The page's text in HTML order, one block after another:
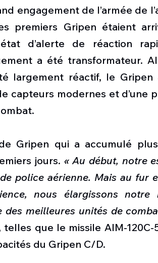
engagement de l’armée de
premiers Gripen étaient
d’alerte de réaction
a été transformateur.
largement réactif, le
capteurs modernes et d’une
Gripen qui a accumulé
jours. « Au début, notre
police aérienne. Mais au fur
nous élargissons notre
des meilleures unités de
telles que le missile AIM-120C-
du Gripen C/D.